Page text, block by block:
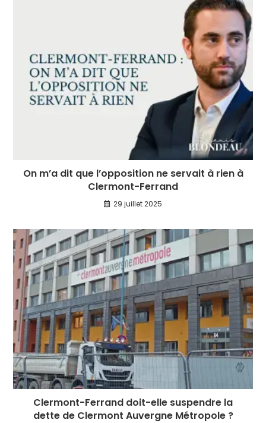
On m’a dit que l’opposition ne servait à rien à
Clermont-Ferrand
29 juillet 2025
Clermont-Ferrand doit-elle suspendre la
dette de Clermont Auvergne Métropole ?